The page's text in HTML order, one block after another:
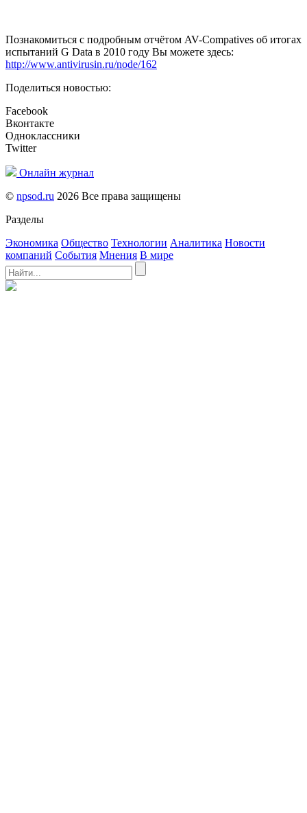
Познакомиться с подробным отчётом AV-Compatives об итогах
испытаний G Data в 2010 году Вы можете здесь:
http://www.antivirusin.ru/node/162
Поделиться новостью:
Facebook
Вконтакте
Одноклассники
Twitter
Онлайн журнал
© npsod.ru 2026 Все права защищены
Разделы
Экономика Общество Технологии Аналитика Новости
компаний События Мнения В мире